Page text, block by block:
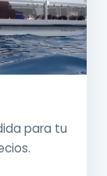
para tu